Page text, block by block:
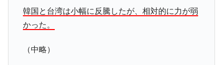
す」⇒「金を経由するドル入手」手段ではないのか？
『Money1』
『Money1』
韓国と台湾は小幅に反騰したが、相対的に力が弱
かった。
（中略）